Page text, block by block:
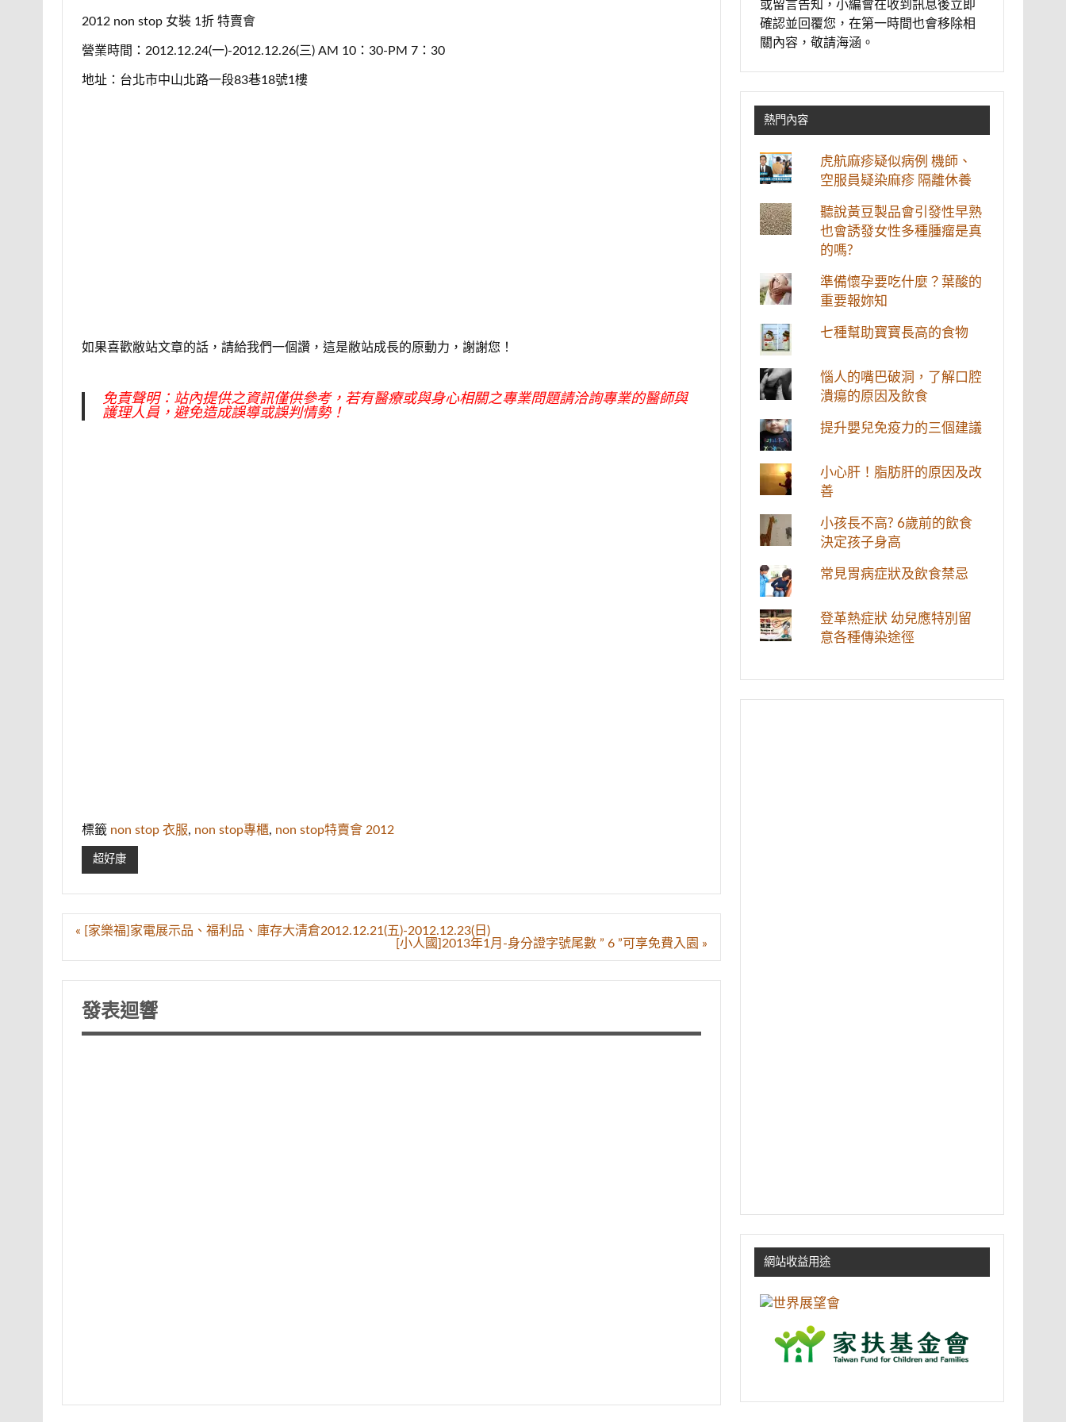
2012 non stop 女裝 1折 特賣會
營業時間：2012.12.24(一)-2012.12.26(三) AM 10：30-PM 7：30
地址：台北市中山北路一段83巷18號1樓
如果喜歡敝站文章的話，請給我們一個讚，這是敝站成長的原動力，謝謝您！
免責聲明：站內提供之資訊僅供參考，若有醫療或與身心相關之專業問題請洽詢專業的醫師與
護理人員，避免造成誤導或誤判情勢！
標籤 non stop 衣服, non stop專櫃, non stop特賣會 2012
超好康
文
« [家樂福]家電展示品、福利品、庫存大清倉2012.12.21(五)-2012.12.23(日)
[小人國]2013年1月-身分證字號尾數 ” 6 ”可享免費入園 »
發表迴響
或留言告知，小編會在收到訊息後立即
確認並回覆您，在第一時間也會移除相
關內容，敬請海涵。
熱門內容
虎航麻疹疑似病例 機師、
空服員疑染麻疹 隔離休養
聽說黃豆製品會引發性早熟
也會誘發女性多種腫瘤是真
的嗎?
準備懷孕要吃什麼？葉酸的
重要報妳知
七種幫助寶寶長高的食物
惱人的嘴巴破洞，了解口腔
潰瘍的原因及飲食
提升嬰兒免疫力的三個建議
小心肝！脂肪肝的原因及改
善
小孩長不高? 6歲前的飲食
決定孩子身高
常見胃病症狀及飲食禁忌
登革熱症狀 幼兒應特別留
意各種傳染途徑
網站收益用途